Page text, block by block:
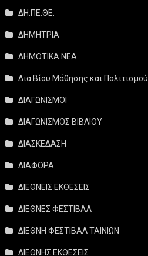
ΔΗ.ΠΕ.ΘΕ.
ΔΗΜΗΤΡΙΑ
ΔΗΜΟΤΙΚΑ ΝΕΑ
Δια Βίου Μάθησης και Πολιτισμού
ΔΙΑΓΩΝΙΣΜΟΙ
ΔΙΑΓΩΝΙΣΜΟΣ ΒΙΒΛΙΟΥ
ΔΙΑΣΚΕΔΑΣΗ
ΔΙΑΦΟΡΑ
ΔΙΕΘΝΕΙΣ ΕΚΘΕΣΕΙΣ
ΔΙΕΘΝΕΣ ΦΕΣΤΙΒΑΛ
ΔΙΕΘΝΗ ΦΕΣΤΙΒΑΛ ΤΑΙΝΙΩΝ
ΔΙΕΘΝΗΣ ΕΚΘΕΣΕΙΣ